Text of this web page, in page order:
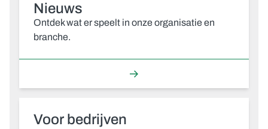
Nieuws
Ontdek wat er speelt in onze organisatie en
branche.
Voor bedrijven